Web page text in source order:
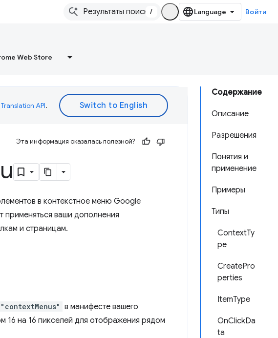
/ Войти
Web Store
Содержание
Описание
Разрешения
Понятия и
применение
Примеры
Типы
ContextTy
pe
CreatePro
perties
ItemType
OnClickDa
ta
API.
Эта информация оказалась полезной?
в контекстное меню Google
применяться ваши дополнения
и страницам.
"contextMenus" в манифесте вашего
16 на 16 пикселей для отображения рядом